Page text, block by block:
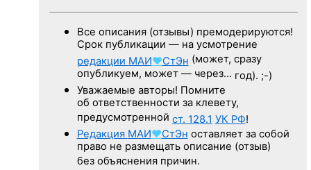
Все описания (отзывы) премодерируются!
Срок публикации — на усмотрение
редакции МАИ♥СтЭн (может, сразу
опубликуем, может — через… год). ;-)
Уважаемые авторы! Помните
об ответственности за клевету,
предусмотренной ст. 128.1 УК РФ!
Редакция МАИ♥СтЭн оставляет за собой
право не размещать описание (отзыв)
без объяснения причин.